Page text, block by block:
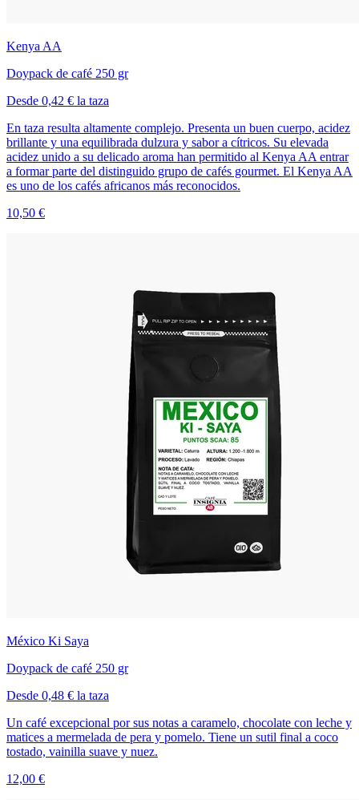
Kenya AA
Doypack de café 250 gr
Desde 0,42 € la taza
En taza resulta altamente complejo. Presenta un buen cuerpo, acidez
brillante y una equilibrada dulzura y sabor a cítricos. Su elevada
acidez unido a su delicado aroma han permitido al Kenya AA entrar
a formar parte del distinguido grupo de cafés gourmet. El Kenya AA
es uno de los cafés africanos más reconocidos.
10,50 €
México Ki Saya
Doypack de café 250 gr
Desde 0,48 € la taza
Un café excepcional por sus notas a caramelo, chocolate con leche y
matices a mermelada de pera y pomelo. Tiene un sutil final a coco
tostado, vainilla suave y nuez.
12,00 €